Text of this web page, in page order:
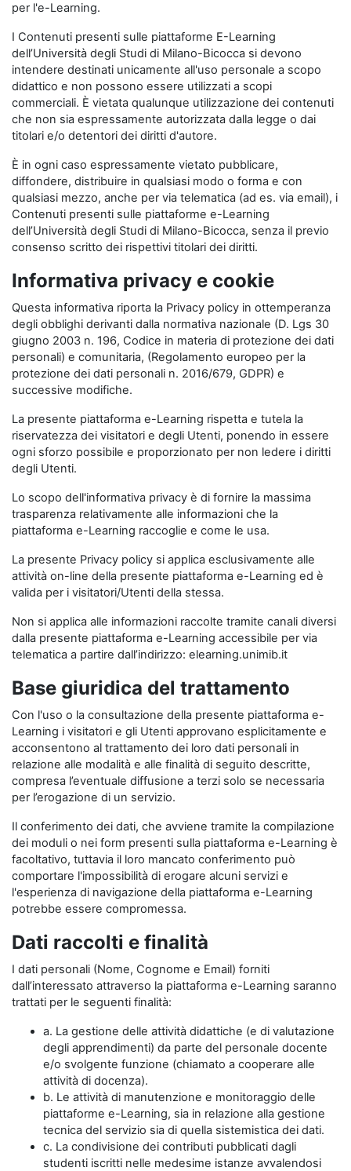
per l'e-Learning.
I Contenuti presenti sulle piattaforme E-Learning
dell’Università degli Studi di Milano-Bicocca si devono
intendere destinati unicamente all'uso personale a scopo
didattico e non possono essere utilizzati a scopi
commerciali. È vietata qualunque utilizzazione dei contenuti
che non sia espressamente autorizzata dalla legge o dai
titolari e/o detentori dei diritti d'autore.
È in ogni caso espressamente vietato pubblicare,
diffondere, distribuire in qualsiasi modo o forma e con
qualsiasi mezzo, anche per via telematica (ad es. via email), i
Contenuti presenti sulle piattaforme e-Learning
dell’Università degli Studi di Milano-Bicocca, senza il previo
consenso scritto dei rispettivi titolari dei diritti.
Informativa privacy e cookie
Questa informativa riporta la Privacy policy in ottemperanza
degli obblighi derivanti dalla normativa nazionale (D. Lgs 30
giugno 2003 n. 196, Codice in materia di protezione dei dati
personali) e comunitaria, (Regolamento europeo per la
protezione dei dati personali n. 2016/679, GDPR) e
successive modifiche.
La presente piattaforma e-Learning rispetta e tutela la
riservatezza dei visitatori e degli Utenti, ponendo in essere
ogni sforzo possibile e proporzionato per non ledere i diritti
degli Utenti.
Lo scopo dell'informativa privacy è di fornire la massima
trasparenza relativamente alle informazioni che la
piattaforma e-Learning raccoglie e come le usa.
La presente Privacy policy si applica esclusivamente alle
attività on-line della presente piattaforma e-Learning ed è
valida per i visitatori/Utenti della stessa.
Non si applica alle informazioni raccolte tramite canali diversi
dalla presente piattaforma e-Learning accessibile per via
telematica a partire dall’indirizzo: elearning.unimib.it
Base giuridica del trattamento
Con l'uso o la consultazione della presente piattaforma e-
Learning i visitatori e gli Utenti approvano esplicitamente e
acconsentono al trattamento dei loro dati personali in
relazione alle modalità e alle finalità di seguito descritte,
compresa l’eventuale diffusione a terzi solo se necessaria
per l’erogazione di un servizio.
Il conferimento dei dati, che avviene tramite la compilazione
dei moduli o nei form presenti sulla piattaforma e-Learning è
facoltativo, tuttavia il loro mancato conferimento può
comportare l'impossibilità di erogare alcuni servizi e
l'esperienza di navigazione della piattaforma e-Learning
potrebbe essere compromessa.
Dati raccolti e finalità
I dati personali (Nome, Cognome e Email) forniti
dall’interessato attraverso la piattaforma e-Learning saranno
trattati per le seguenti finalità:
a. La gestione delle attività didattiche (e di valutazione
degli apprendimenti) da parte del personale docente
e/o svolgente funzione (chiamato a cooperare alle
attività di docenza).
b. Le attività di manutenzione e monitoraggio delle
piattaforme e-Learning, sia in relazione alla gestione
tecnica del servizio sia di quella sistemistica dei dati.
c. La condivisione dei contributi pubblicati dagli
studenti iscritti nelle medesime istanze avvalendosi